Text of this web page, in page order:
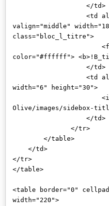
</td>
<td
valign="middle"
class="bloc_l_titre">
<font
color="#ffffff">
</td>
<td
width="6" height="30">
<img
Olive/images/sidebox-
</td>
</tr>
</table>
</td>
</tr>
</table>
<table border="0"
width="220">